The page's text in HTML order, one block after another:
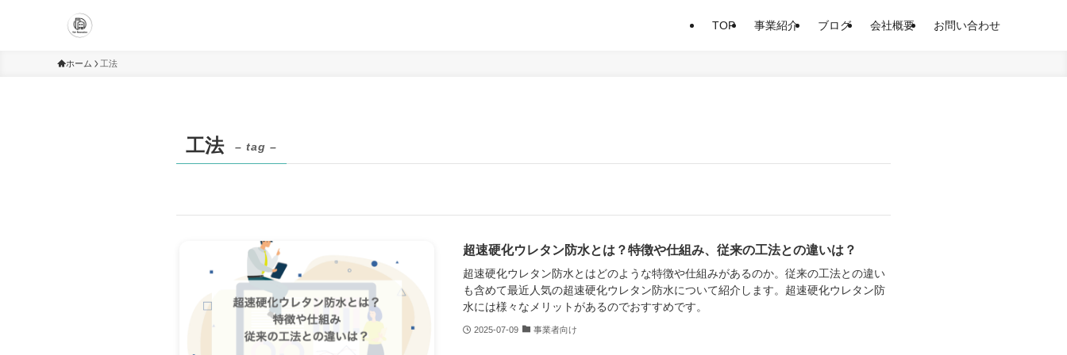
TOP 事業紹介 ブログ 会社概要 お問い合わせ
ホーム 工法
工法 – tag –
超速硬化ウレタン防水とは？特徴や仕組み、従来の工法との違いは？
超速硬化ウレタン防水とはどのような特徴や仕組みがあるのか。従来の工法との違い
も含めて最近人気の超速硬化ウレタン防水について紹介します。超速硬化ウレタン防
水には様々なメリットがあるのでおすすめです。
2025-07-09 事業者向け